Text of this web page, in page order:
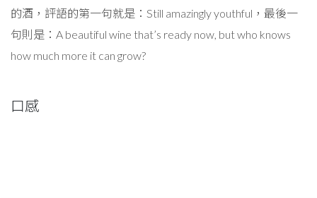
的酒，評語的第一句就是：Still amazingly youthful，最後一
句則是：A beautiful wine that’s ready now, but who knows
how much more it can grow?
口感